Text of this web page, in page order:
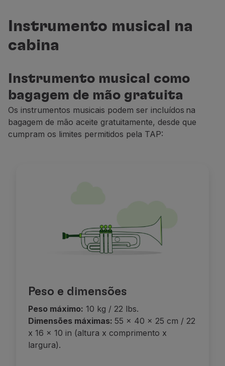
Entretenimento
Wi-Fi
Gerir reserva
Extras e Upgrades
TAP Vouchers
Extras
Alugar carro
Alojamento
Club TAP Miles&Go
Pedidos e reclamações
Contactos
Informações úteis
Reembolsos
Fatura online
Instrumento musical na
cabina
Instrumento musical como
bagagem de mão gratuita
Os instrumentos musicais podem ser incluídos na
bagagem de mão aceite gratuitamente, desde que
cumpram os limites permitidos pela TAP:
Peso e dimensões
Peso máximo: 10 kg / 22 lbs.
Dimensões máximas: 55 x 40 x 25 cm / 22
x 16 x 10 in (altura x comprimento x
largura).